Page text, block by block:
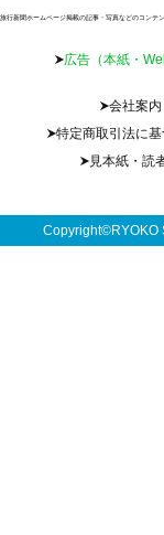
旅行新聞ホームページ掲載の記事・写真などのコンテ
広告（本紙・
会社案内
特定商取引法に
見本紙・読
Copyright©RYOKO